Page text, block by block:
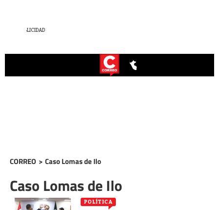
CORREO > Caso Lomas de Ilo
Caso Lomas de Ilo
POLÍTICA